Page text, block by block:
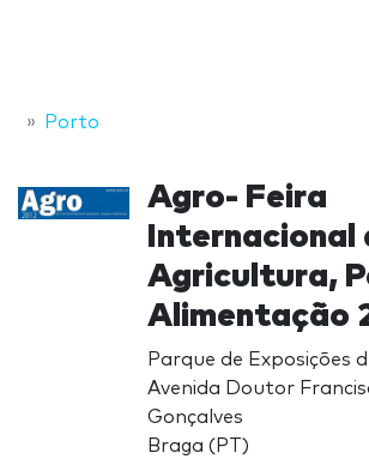
Porto
Agro- Feira
Internacional
Agricultura,
Alimentação
Parque de Exposições
Avenida Doutor
Gonçalves
Braga (PT)